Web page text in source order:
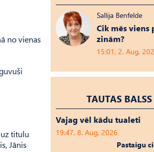
no vienas
titulu
Jānis
Sallija Benfelde
Cik mēs viens
zinām?
15:01, 2. Aug,
TAUTAS BALSS
Vajag vēl kādu tualeti
19:47, 8. Aug, 2026
Pastaigu